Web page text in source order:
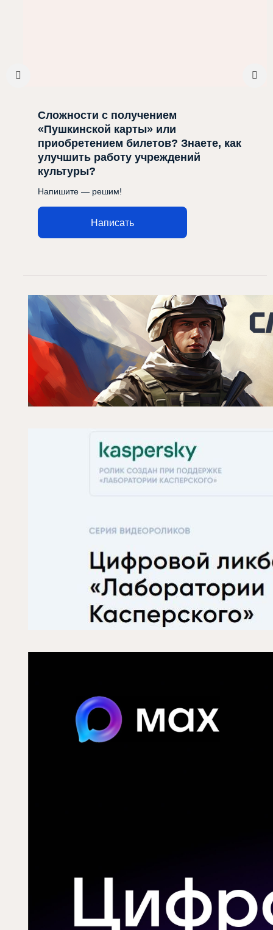
Сложности с получением
«Пушкинской карты» или
приобретением билетов? Знаете, как
улучшить работу учреждений
культуры?
Напишите — решим!
Написать